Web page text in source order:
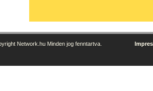
Network.hu Minden jog fenntartva.